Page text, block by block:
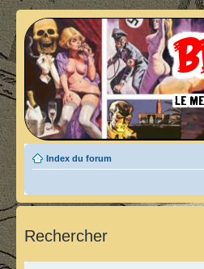
Index du forum
Rechercher